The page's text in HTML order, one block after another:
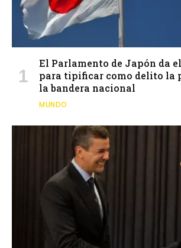
El Parlamento de Japón da
para tipificar como delito la
la bandera nacional
MUNDO